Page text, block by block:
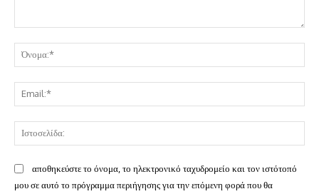
αποθηκεύστε το όνομα, το ηλεκτρονικό ταχυδρομείο και τον ιστότοπό
μου σε αυτό το πρόγραμμα περιήγησης για την επόμενη φορά που θα